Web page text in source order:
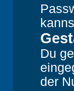
Du
der